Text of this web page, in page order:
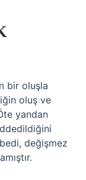
bir oluşla
oluş ve
yandan
değişmez